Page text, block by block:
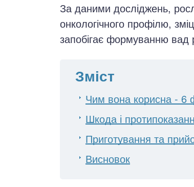
За даними досліджень,
онкологічного профілю,
запобігає формуванню вад
Зміст
Чим вона корисна - 6
Шкода і
Приготування та
Висновок